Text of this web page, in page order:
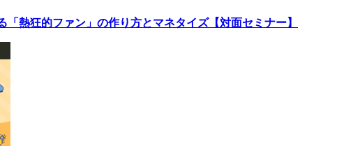
「熱狂的ファン」の作り方とマネタイズ【対面セミナー】